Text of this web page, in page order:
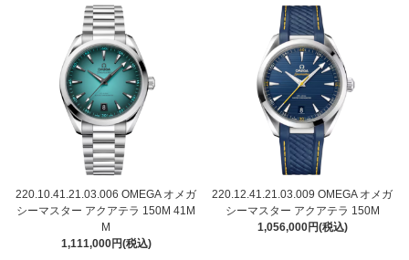
220.10.41.21.03.006 OMEGA オメガ
シーマスター アクアテラ 150M 41M
M
1,111,000円(税込)
220.12.41.21.03.009 OMEGA オメガ
シーマスター アクアテラ 150M
1,056,000円(税込)